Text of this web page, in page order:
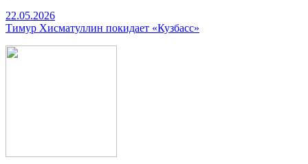
22.05.2026
Тимур Хисматуллин покидает «Кузбасс»